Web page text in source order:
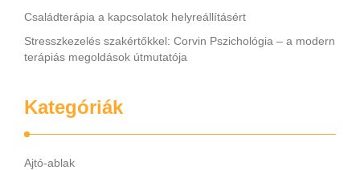
Családterápia a kapcsolatok helyreállításért
Stresszkezelés szakértőkkel: Corvin Pszichológia – a modern
terápiás megoldások útmutatója
Kategóriák
Ajtó-ablak